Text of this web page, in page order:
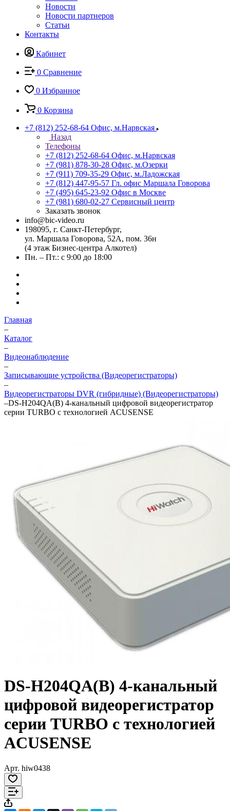
Новости
Новости партнеров
Статьи
Контакты
Кабинет
0 Сравнение
0 Избранное
0 Корзина
+7 (812) 252-68-64 Офис, м.Нарвская
Назад
Телефоны
+7 (812) 252-68-64 Офис, м.Нарвская
+7 (981) 878-30-28 Офис, м.Озерки
+7 (911) 709-35-29 Офис, м.Ладожская
+7 (812) 447-95-57 Гл. офис Маршала Говорова
+7 (495) 645-23-92 Офис в Москве
+7 (981) 680-02-27 Сервисный центр
Заказать звонок
info@bic-video.ru
198095, г. Санкт-Петербург,
ул. Маршала Говорова, 52А, пом. 36н
(4 этаж Бизнес-центра Алкотел)
Пн. – Пт.: с 9:00 до 18:00
Главная
–
Каталог
–
Видеонаблюдение
–
Записывающие устройства (Видеорегистраторы)
–
Видеорегистраторы DVR (гибридные) (Видеорегистраторы)
–DS-H204QA(B) 4-канальный цифровой видеорегистратор
серии TURBO с технологией ACUSENSE
DS-H204QA(B) 4-канальный
цифровой видеорегистратор
серии TURBO с технологией
ACUSENSE
Арт. hiw0438